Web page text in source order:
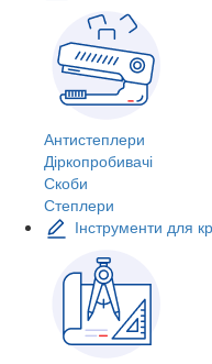
Антистеплери
Діркопробивачі
Скоби
Степлери
Інструменти для